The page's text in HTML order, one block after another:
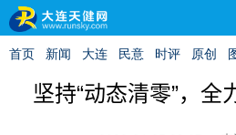
坚持“动态清零”，全